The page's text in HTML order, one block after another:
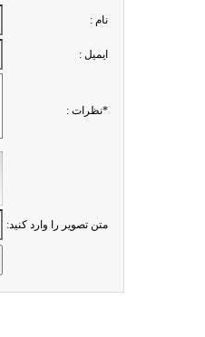
نام :
ايميل :
*نظرات :
متن تصویر را وارد کنید: